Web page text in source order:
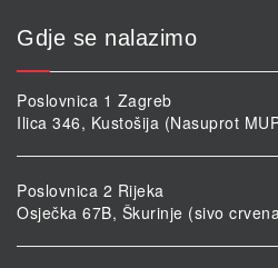
Gdje se nalazimo
Poslovnica 1 Zagreb
Ilica 346, Kustošija (Nasuprot
Poslovnica 2 Rijeka
Osječka 67B, Škurinje (sivo